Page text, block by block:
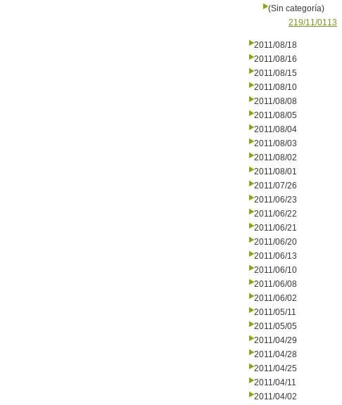
(Sin categoría)
219/11/0113
2011/08/18
2011/08/16
2011/08/15
2011/08/10
2011/08/08
2011/08/05
2011/08/04
2011/08/03
2011/08/02
2011/08/01
2011/07/26
2011/06/23
2011/06/22
2011/06/21
2011/06/20
2011/06/13
2011/06/10
2011/06/08
2011/06/02
2011/05/11
2011/05/05
2011/04/29
2011/04/28
2011/04/25
2011/04/11
2011/04/02